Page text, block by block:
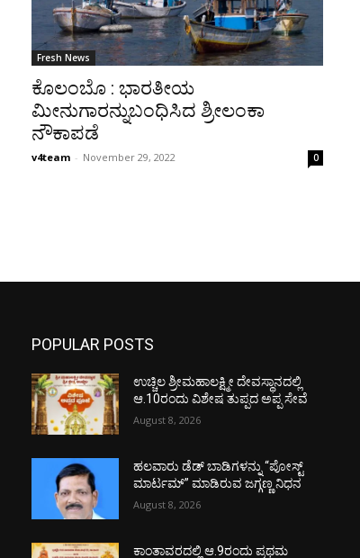
Fresh News
ಕೊಲಂಬೊ : ಭಾರತೀಯ
ಮೀನುಗಾರನ್ನುಬಂಧಿಸಿದ ಶ್ರೀಲಂಕಾ
ನೌಕಾಪಡೆ
v4team - November 29, 2022 0
POPULAR POSTS
ಉಚ್ಚಿಲ ಶ್ರೀಮಹಾಲಕ್ಷ್ಮೀ ದೇವಸ್ಥಾನದಲ್ಲಿ
ಆ.10ರಂದು ವಿಶೇಷ ತುಪ್ಪದ ಅಪ್ಪ ಸೇವೆ
August 8, 2026
ಹಲವಾರು ಡೆಡ್ ಬಾಡಿಗಳನ್ನು “ಪೋಸ್ಟ್
ಮಾರ್ಟಮ್” ಮಾಡಿರುವ ಜಗ್ಗಣ್ಣ ನಿಧನ
August 8, 2026
ಕಾಂತಾವರದಲ್ಲಿ ಆ.9ರಂದು ಪ್ರಥಮ